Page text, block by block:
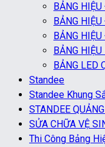
BẢNG
BẢNG
BẢNG
BẢNG
BẢNG LED
Standee
Standee Khung
STANDEE
SỬA CHỮA VỆ
Thi Công Bảng